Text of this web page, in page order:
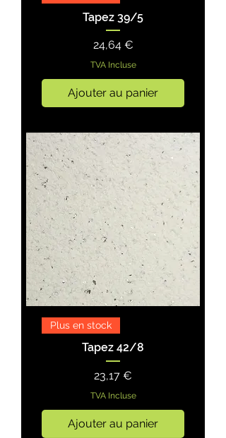
Tapez 39/5
Prix
24,64 €
TVA Incluse
Ajouter au panier
Plus en stock
Tapez 42/8
Prix
23,17 €
TVA Incluse
Ajouter au panier